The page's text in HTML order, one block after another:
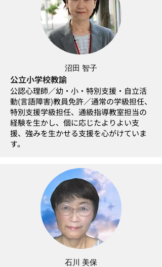
沼田 智子
公立小学校教諭
公認心理師／幼・小・特別支援・自立活
動(言語障害)教員免許／通常の学級担任、
特別支援学級担任、通級指導教室担当の
経験を生かし、個に応じたよりよい支
援、強みを生かせる支援を心がけていま
す。
石川 美保